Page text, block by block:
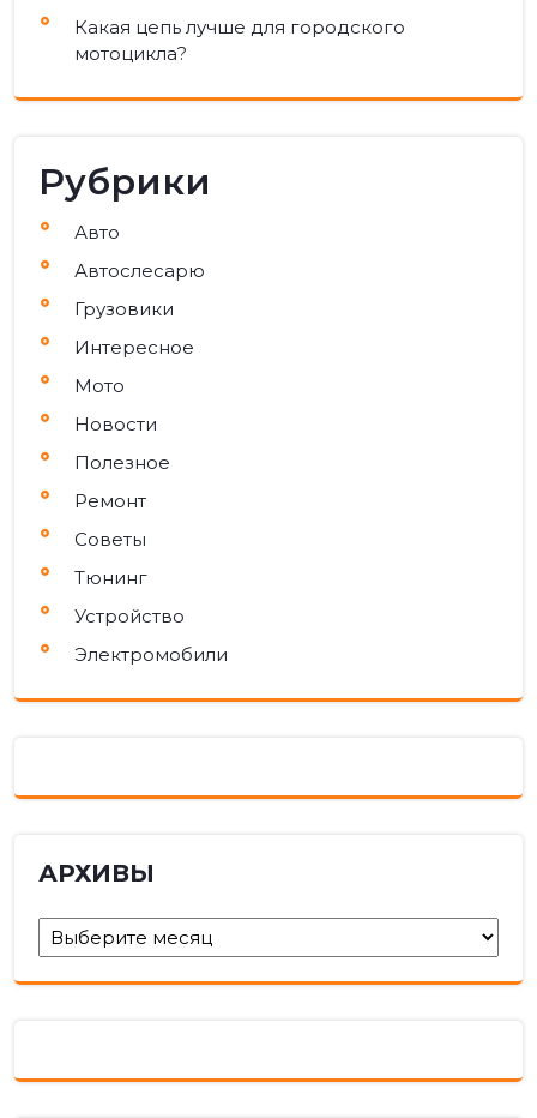
Какая цепь лучше для городского
мотоцикла?
Рубрики
Авто
Автослесарю
Грузовики
Интересное
Мото
Новости
Полезное
Ремонт
Советы
Тюнинг
Устройство
Электромобили
АРХИВЫ
Архивы